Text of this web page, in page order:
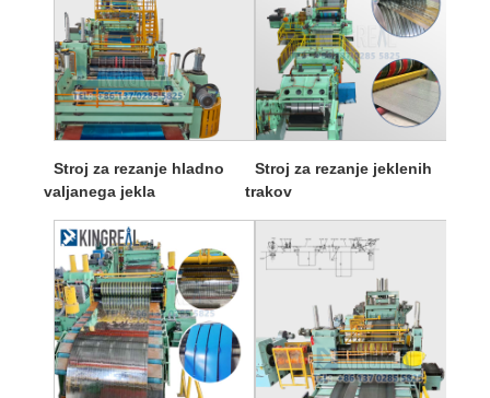
Stroj za rezanje hladno
valjanega jekla
Stroj za rezanje jeklenih
trakov